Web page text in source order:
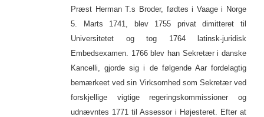
Præst Herman T.s Broder, fødtes i Vaage i Norge
5. Marts 1741, blev 1755 privat dimitteret til
Universitetet og tog 1764 latinsk-juridisk
Embedsexamen. 1766 blev han Sekretær i danske
Kancelli, gjorde sig i de følgende Aar fordelagtig
bemærkeet ved sin Virksomhed som Sekretær ved
forskjellige vigtige regeringskommissioner og
udnævntes 1771 til Assessor i Højesteret. Efter at